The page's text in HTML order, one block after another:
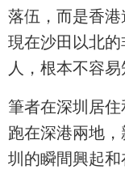
落伍，而是香
現在沙田以北
人，根本不容易
筆者在深圳居
跑在深港兩地
圳的瞬間興起